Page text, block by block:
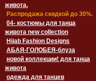
живота.
Распродажа скидкой до 30%.
04- костюмы для танца
живота new collection
Hijab Fashion Designs
АБАЯ-ГОЛОБЕЯ-блуза
новой коллекции! для танца
живота
одежда для танцев